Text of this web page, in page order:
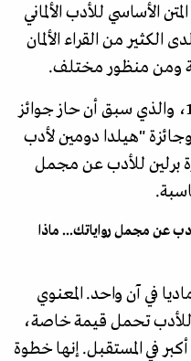
الأساسي للأدب الألماني
من القراء الألمان
ومن منظور مختلف.
عباس خصر المولود في بغداد 1973، والذي سبق أن حاز جوائز
"هيلدا دومين لأدب
برلين للأدب عن مجمل
عن مجمل رواياتك... ماذا
في آن واحد. المعنوي
للأدب تحمل قيمة خاصة،
في المستقبل. إنها خطوة